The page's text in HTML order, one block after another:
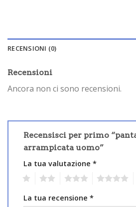
RECENSIONI (0)
Recensioni
Ancora non ci sono recensioni.
Recensisci per primo
arrampicata uomo”
La tua valutazione *
La tua recensione *